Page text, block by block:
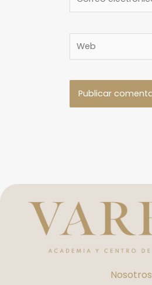
electrónico*
Nosotros